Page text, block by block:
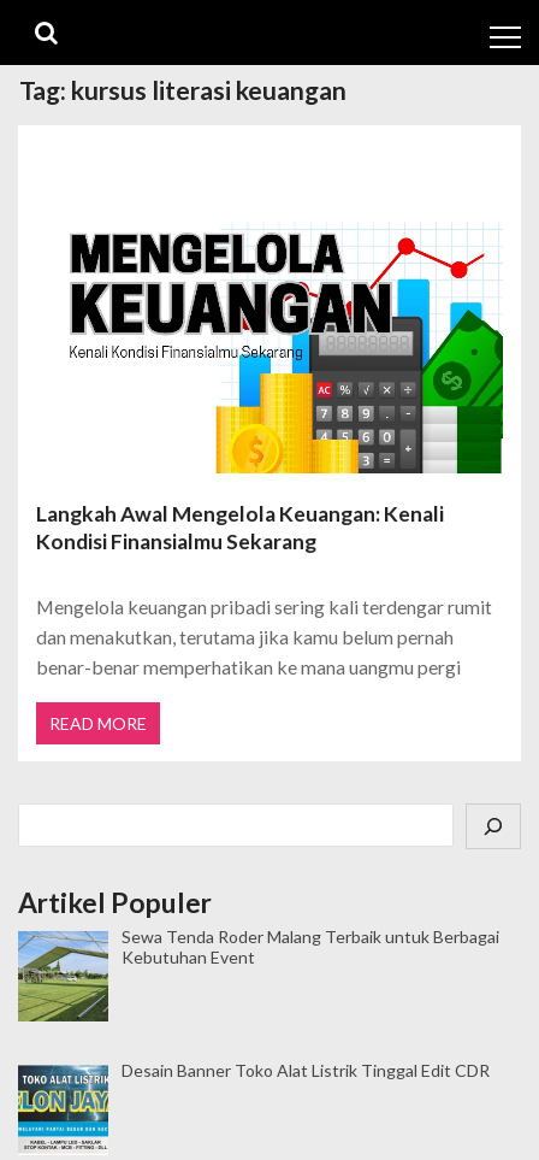
navigation
content
Tag: kursus literasi keuangan
Langkah Awal Mengelola Keuangan: Kenali
Kondisi Finansialmu Sekarang
Mengelola keuangan pribadi sering kali terdengar rumit
dan menakutkan, terutama jika kamu belum pernah
benar-benar memperhatikan ke mana uangmu pergi
READ MORE
Artikel Populer
Sewa Tenda Roder Malang Terbaik untuk Berbagai
Kebutuhan Event
Desain Banner Toko Alat Listrik Tinggal Edit CDR